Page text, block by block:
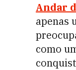
Andar
apenas
como